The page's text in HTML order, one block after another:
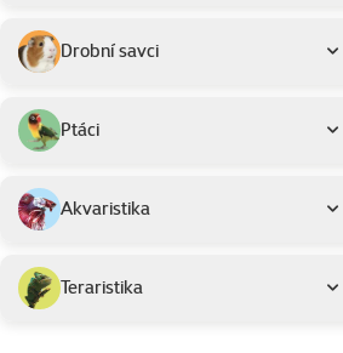
Drobní savci
Ptáci
Akvaristika
Teraristika